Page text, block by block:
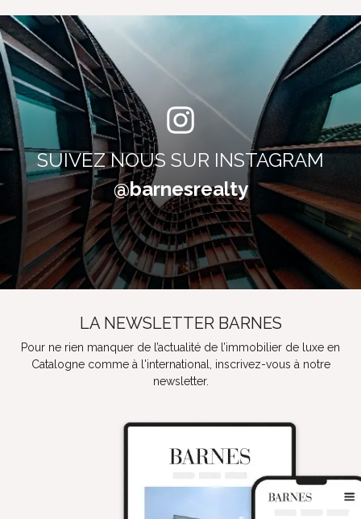
SUIVEZ NOUS SUR INSTAGRAM
@barnesrealty
LA NEWSLETTER BARNES
Pour ne rien manquer de l’actualité de l’immobilier de luxe en
Catalogne comme à l'international, inscrivez-vous à notre
newsletter.